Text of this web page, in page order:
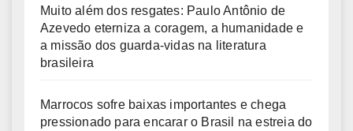
Muito além dos resgates: Paulo Antônio de
Azevedo eterniza a coragem, a humanidade e
a missão dos guarda-vidas na literatura
brasileira
Marrocos sofre baixas importantes e chega
pressionado para encarar o Brasil na estreia do